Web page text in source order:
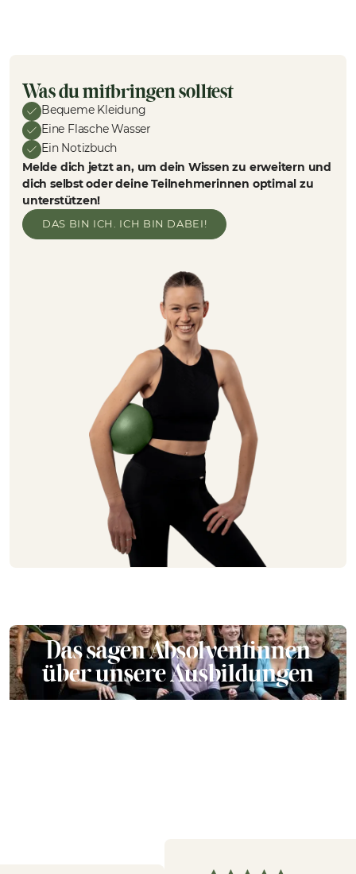
Was du mitbringen solltest
Bequeme Kleidung
Eine Flasche Wasser
Ein Notizbuch
Melde dich jetzt an, um dein Wissen zu erweitern und
dich selbst oder deine Teilnehmerinnen optimal zu
unterstützen!
DAS BIN ICH. ICH BIN DABEI!
Das sagen Absolventinnen
über unsere Ausbildungen